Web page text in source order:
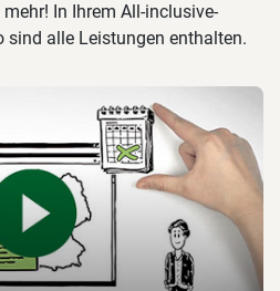
In Ihrem All-inclusive-
sind alle Leistungen enthalten.